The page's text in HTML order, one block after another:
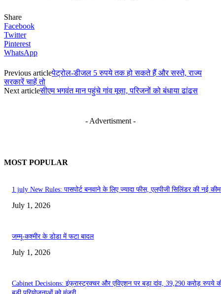
Share
Facebook
Twitter
Pinterest
WhatsApp
Previous articleपेट्रोल-डीजल 5 रुपये तक हो सकते हैं और सस्ते, राज्य
सरकारें चाहें तो
Next articleसीएम भगवंत मान पहुंचे गांव मूसा, परिजनों को बंधाया ढांढस
- Advertisment -
MOST POPULAR
1 july New Rules: पासपोर्ट बनवाने के लिए ज्यादा फीस, एलपीजी सिलिंडर की नई
July 1, 2026
जम्मू-कश्मीर के डोडा में फटा बादल
July 1, 2026
Cabinet Decisions: इंफ्रास्ट्रक्चर और एविएशन पर बड़ा दांव, 39,290 करोड़ रुपये